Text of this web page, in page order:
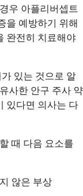
우 아플리버셉트
을 예방하기 위해
완전히 치료해야
있는 것으로 알
사한 안구 주사 약
있다면 의사는 다
때 다음 요소를
않은 부상